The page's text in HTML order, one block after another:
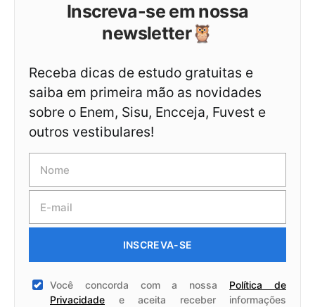
Inscreva-se em nossa
newsletter🦉
Receba dicas de estudo gratuitas e
saiba em primeira mão as novidades
sobre o Enem, Sisu, Encceja, Fuvest e
outros vestibulares!
INSCREVA-SE
Você concorda com a nossa Política de
Privacidade e aceita receber informações